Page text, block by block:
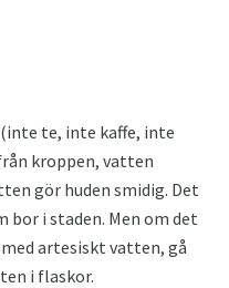
te, inte kaffe, inte
kroppen, vatten
gör huden smidig. Det
i staden. Men om det
artesiskt vatten, gå
i flaskor.